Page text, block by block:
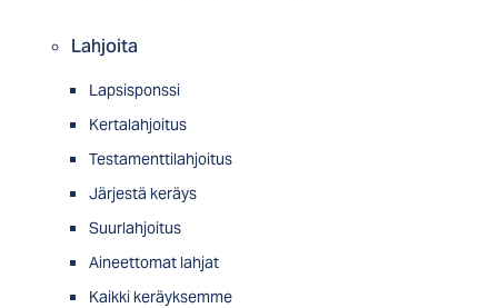
Lahjoita
Lapsisponssi
Kertalahjoitus
Testamenttilahjoitus
Järjestä keräys
Suurlahjoitus
Aineettomat lahjat
Kaikki keräyksemme